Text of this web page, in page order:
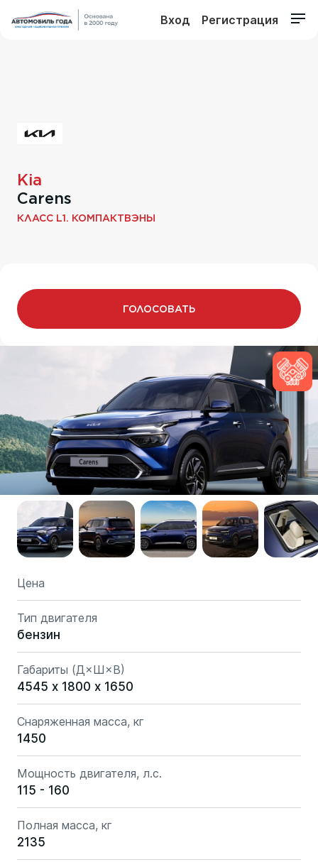
Вход Регистрация
Kia
Carens
КЛАСС L1. КОМПАКТВЭНЫ
Цена
Тип двигателя
бензин
Габариты (Д×Ш×В)
4545 х 1800 х 1650
Снаряженная масса, кг
1450
Мощность двигателя, л.с.
115 - 160
Полная масса, кг
2135
ГОЛОСОВАТЬ